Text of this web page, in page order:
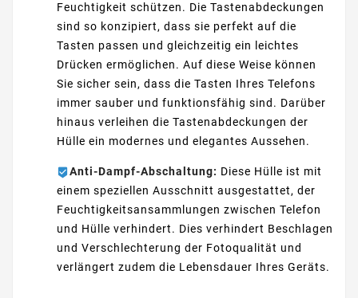
Feuchtigkeit schützen. Die Tastenabdeckungen
sind so konzipiert, dass sie perfekt auf die
Tasten passen und gleichzeitig ein leichtes
Drücken ermöglichen. Auf diese Weise können
Sie sicher sein, dass die Tasten Ihres Telefons
immer sauber und funktionsfähig sind. Darüber
hinaus verleihen die Tastenabdeckungen der
Hülle ein modernes und elegantes Aussehen.
Anti-Dampf-Abschaltung: Diese Hülle ist mit
einem speziellen Ausschnitt ausgestattet, der
Feuchtigkeitsansammlungen zwischen Telefon
und Hülle verhindert. Dies verhindert Beschlagen
und Verschlechterung der Fotoqualität und
verlängert zudem die Lebensdauer Ihres Geräts.